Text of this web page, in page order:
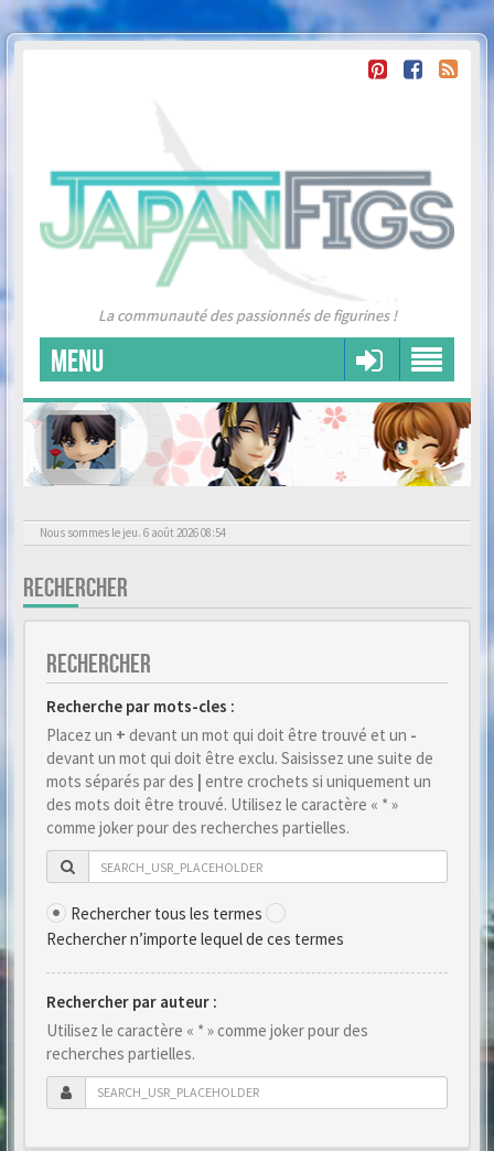
La communauté des passionnés de figurines !
MENU
Nous sommes le jeu. 6 août 2026 08:54
RECHERCHER
RECHERCHER
Recherche par mots-cles :
Placez un + devant un mot qui doit être trouvé et un -
devant un mot qui doit être exclu. Saisissez une suite de
mots séparés par des | entre crochets si uniquement un
des mots doit être trouvé. Utilisez le caractère « * »
comme joker pour des recherches partielles.
Rechercher tous les termes
Rechercher n’importe lequel de ces termes
Rechercher par auteur :
Utilisez le caractère « * » comme joker pour des
recherches partielles.